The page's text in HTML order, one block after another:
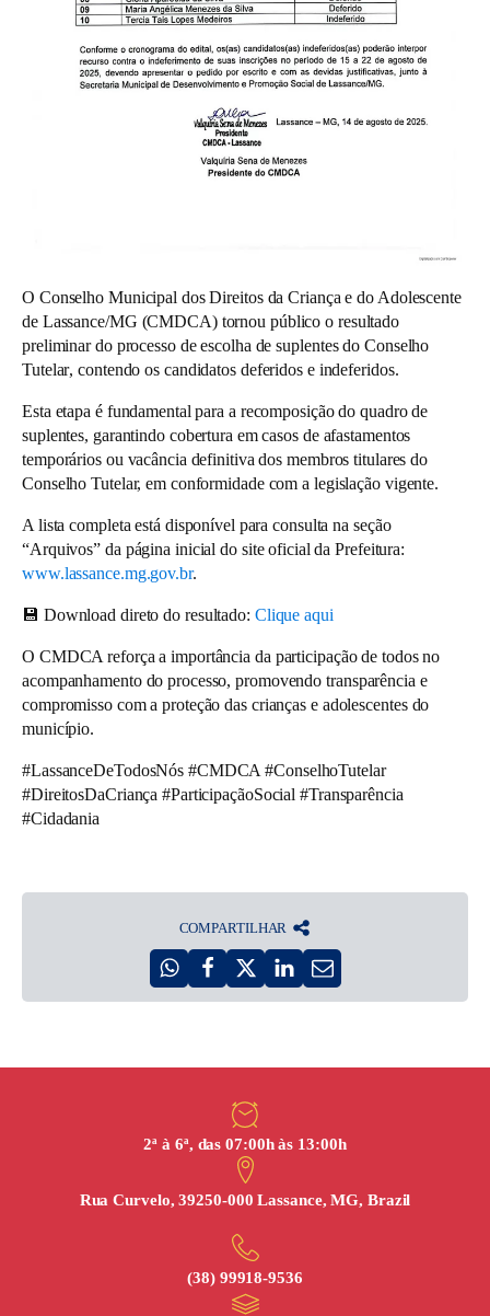
O Conselho Municipal dos Direitos da Criança e do Adolescente
de Lassance/MG (CMDCA) tornou público o resultado
preliminar do processo de escolha desuplentes do Conselho
Tutelar, contendo os candidatos deferidos e indeferidos.
Esta etapa é fundamental para a recomposição do quadro de
suplentes, garantindo cobertura em casos de afastamentos
temporários ou vacância definitiva dos membros titulares do
Conselho Tutelar, em conformidade com a legislação vigente.
A lista completa está disponível para consulta na seção
“Arquivos” da página inicial do site oficial da Prefeitura:
www.lassance.mg.gov.br.
💾 Download direto do resultado: Clique aqui
O CMDCA reforça a importância da participação de todos no
acompanhamento do processo, promovendotransparência e
compromisso com a proteção das crianças e adolescentesdo
município.
#LassanceDeTodosNós #CMDCA #ConselhoTutelar
#DireitosDaCriança #ParticipaçãoSocial #Transparência
#Cidadania
COMPARTILHAR
2ª à 6ª, das 07:00h às 13:00h
Rua Curvelo, 39250-000 Lassance, MG, Brazil
(38) 99918‑9536